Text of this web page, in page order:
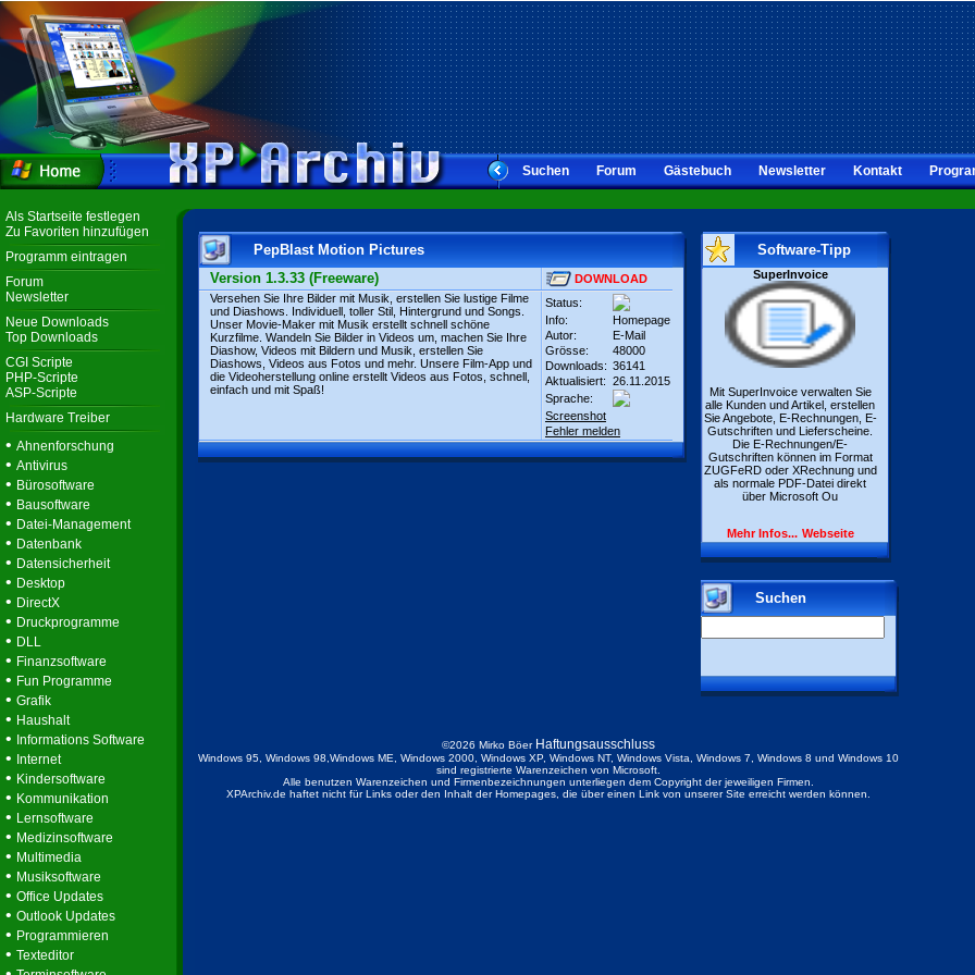
Suchen Forum Gästebuch Newsletter Kontakt
Als Startseite festlegen
Zu Favoriten hinzufügen
Programm eintragen
Forum
Newsletter
Neue Downloads
Top Downloads
CGI Scripte
PHP-Scripte
ASP-Scripte
Hardware Treiber
• Ahnenforschung
• Antivirus
• Bürosoftware
• Bausoftware
• Datei-Management
• Datenbank
• Datensicherheit
• Desktop
• DirectX
• Druckprogramme
• DLL
• Finanzsoftware
• Fun Programme
• Grafik
• Haushalt
• Informations Software
• Internet
• Kindersoftware
• Kommunikation
• Lernsoftware
• Medizinsoftware
• Multimedia
• Musiksoftware
• Office Updates
• Outlook Updates
• Programmieren
• Texteditor
PepBlast Motion Pictures
Version 1.3.33 (Freeware)
DOWNLOAD
Versehen Sie Ihre Bilder mit Musik, erstellen Sie lustige Filme
und Diashows. Individuell, toller Stil, Hintergrund und Songs.
Unser Movie-Maker mit Musik erstellt schnell schöne
Kurzfilme. Wandeln Sie Bilder in Videos um, machen Sie Ihre
Diashow, Videos mit Bildern und Musik, erstellen Sie
Diashows, Videos aus Fotos und mehr. Unsere Film-App und
die Videoherstellung online erstellt Videos aus Fotos, schnell,
einfach und mit Spaß!
Status:
Info:
Homepage
Autor:
E-Mail
Grösse:
48000
Downloads: 36141
Aktualisiert: 26.11.2015
Sprache:
Screenshot
Fehler melden
Software-Tipp
SuperInvoice
Mit SuperInvoice verwalten Sie
alle Kunden und Artikel, erstellen
Sie Angebote, E-Rechnungen, E-
Gutschriften und Lieferscheine.
Die E-Rechnungen/E-
Gutschriften können im Format
ZUGFeRD oder XRechnung und
als normale PDF-Datei direkt
über Microsoft Ou
Mehr Infos... Webseite
Suchen
©2026 Mirko Böer Haftungsausschluss
Windows 95, Windows 98,Windows ME, Windows 2000, Windows XP, Windows NT, Windows Vista, Windows 7, Windows 8 und Windows 10
sind registrierte Warenzeichen von Microsoft.
Alle benutzen Warenzeichen und Firmenbezeichnungen unterliegen dem Copyright der jeweiligen Firmen.
XPArchiv.de haftet nicht für Links oder den Inhalt der Homepages, die über einen Link von unserer Site erreicht werden können.